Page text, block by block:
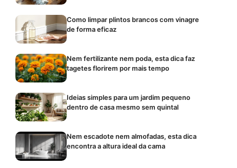
Como limpar plintos brancos com vinagre
de forma eficaz
Nem fertilizante nem poda, esta dica faz
tagetes florirem por mais tempo
Ideias simples para um jardim pequeno
dentro de casa mesmo sem quintal
Nem escadote nem almofadas, esta dica
encontra a altura ideal da cama